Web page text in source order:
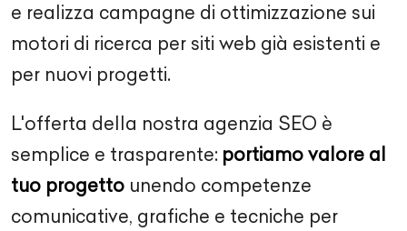
e realizza campagne di ottimizzazione sui
motori di ricerca per siti web già esistenti e
per nuovi progetti.
L'offerta della nostra agenzia SEO è
semplice e trasparente: portiamo valore al
tuo progetto unendo competenze
comunicative, grafiche e tecniche per